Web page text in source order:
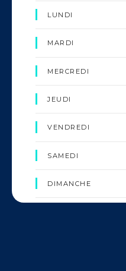
LUNDI
MARDI
MERCREDI
JEUDI
VENDREDI
SAMEDI
DIMANCHE